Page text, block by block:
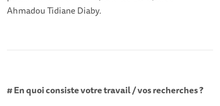
Ahmadou Tidiane Diaby.
# En quoi consiste votre travail / vos recherches ?